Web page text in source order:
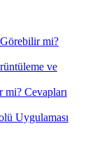
mi?
ve
mi? Cevapları
Uygulaması